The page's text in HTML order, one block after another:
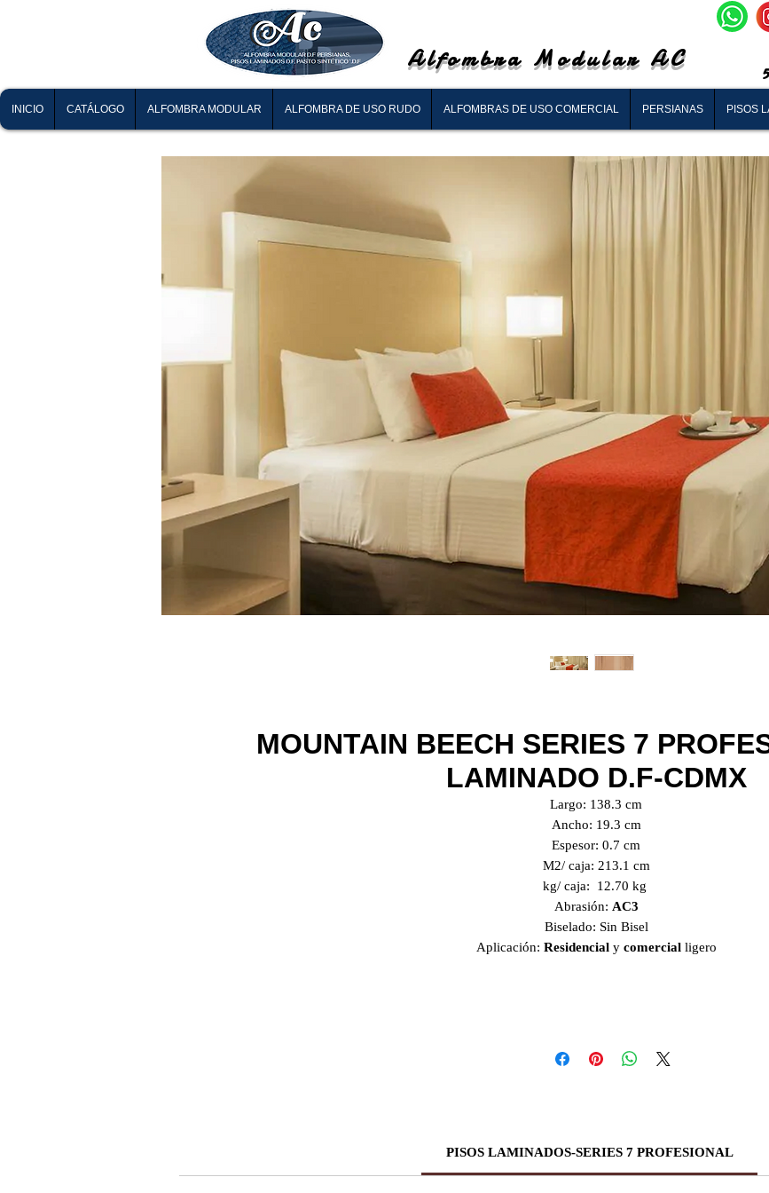
Alfombra Modular AC
INICIO CATÁLOGO ALFOMBRA MODULAR ALFOMBRA DE USO RUDO ALFOMBRAS DE USO COMERCIAL PERSIANAS PISOS
MOUNTAIN BEECH SERIES 7
LAMINADO D.F-CDMX
Largo: 138.3 cm
Ancho: 19.3 cm
Espesor: 0.7 cm
M2/ caja: 213.1 cm
kg/ caja: 12.70 kg
Abrasión: AC3
Biselado: Sin Bisel
Aplicación: Residencial y comercial ligero
PISOS LAMINADOS-SERIES 7 PROFESIONAL